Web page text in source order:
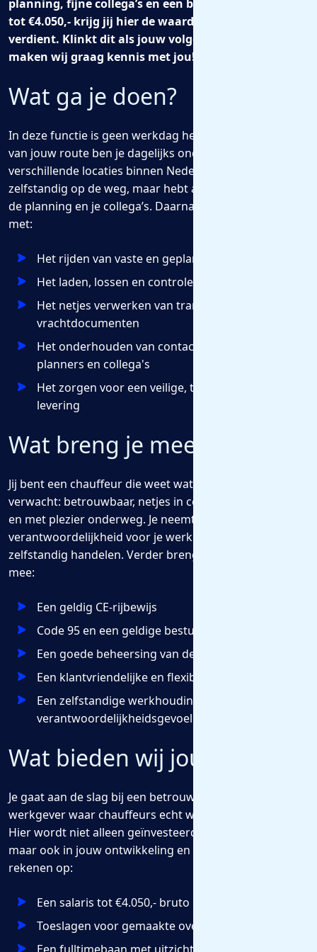
planning, fijne collega’s en een bruto maandsalaris
tot €4.050,- krijg jij hier de waardering die je
verdient. Klinkt dit als jouw volgende stap? Dan
maken wij graag kennis met jou!
Wat ga je doen?
In deze functie is geen werkdag hetzelfde. Afhankelijk
van jouw route ben je dagelijks onderweg naar
verschillende locaties binnen Nederland. Je werkt
zelfstandig op de weg, maar hebt altijd korte lijnen met
de planning en je collega’s. Daarnaast houd jij je bezig
met:
Het rijden van vaste en geplande routes
Het laden, lossen en controleren van de lading
Het netjes verwerken van transport- en
vrachtdocumenten
Het onderhouden van contact met klanten,
planners en collega's
Het zorgen voor een veilige, tijdige en schadevrije
levering
Wat breng je mee?
Jij bent een chauffeur die weet wat er van hem wordt
verwacht: betrouwbaar, netjes in contact met klanten
en met plezier onderweg. Je neemt
verantwoordelijkheid voor je werk en kunt goed
zelfstandig handelen. Verder breng jij het volgende
mee:
Een geldig CE-rijbewijs
Code 95 en een geldige bestuurderskaart
Een goede beheersing van de Nederlandse taal
Een klantvriendelijke en flexibele houding
Een zelfstandige werkhouding en
verantwoordelijkheidsgevoel
Wat bieden wij jou?
Je gaat aan de slag bij een betrouwbare en stabiele
werkgever waar chauffeurs echt worden gewaardeerd.
Hier wordt niet alleen geïnvesteerd in goed materiaal,
maar ook in jouw ontwikkeling en werkplezier. Je kunt
rekenen op:
Een salaris tot €4.050,- bruto per maand
Toeslagen voor gemaakte overuren